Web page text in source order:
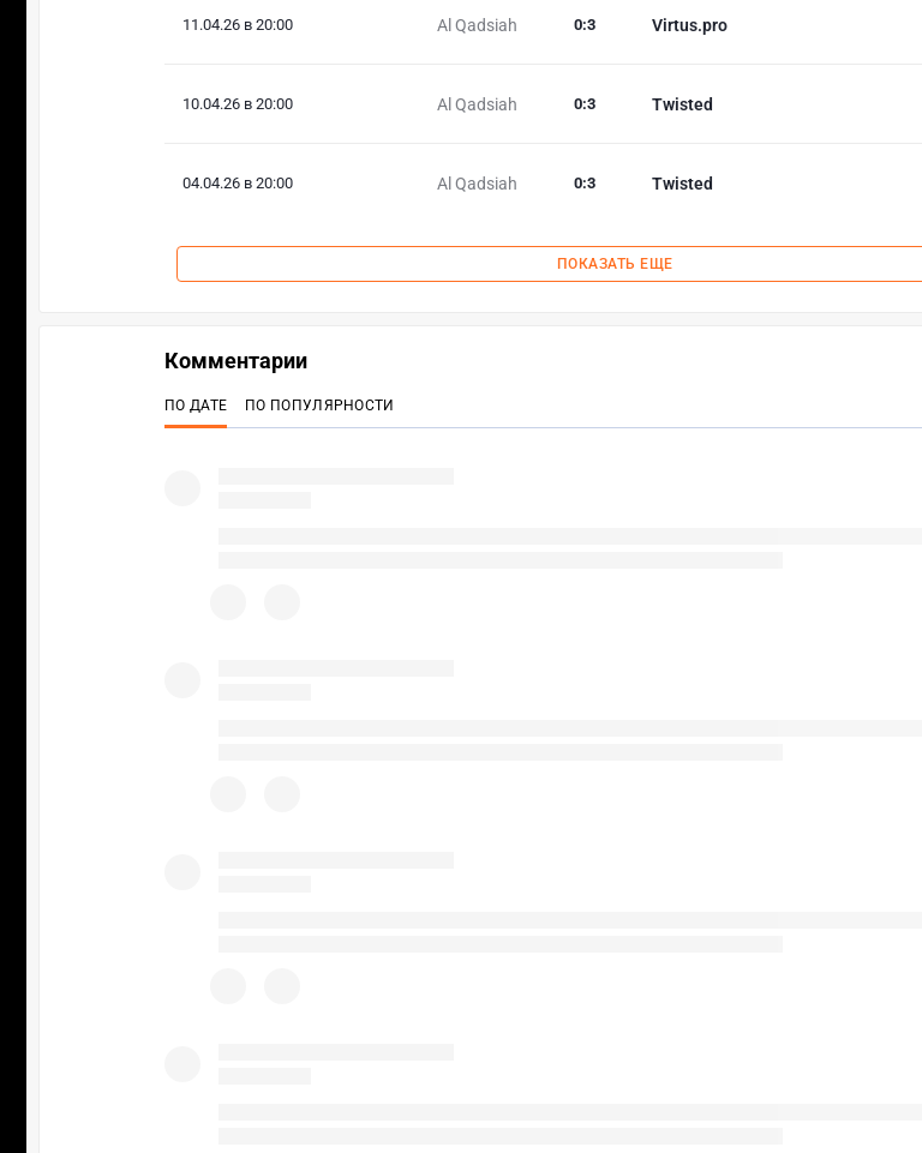
11.04.26 в 20:00 Al Qadsiah Virtus.pro
0:3
10.04.26 в 20:00 Al Qadsiah Twisted
0:3
04.04.26 в 20:00 Al Qadsiah Twisted
0:3
ПОКАЗАТЬ ЕЩЕ
Комментарии
ПО ДАТЕ ПО ПОПУЛЯРНОСТИ